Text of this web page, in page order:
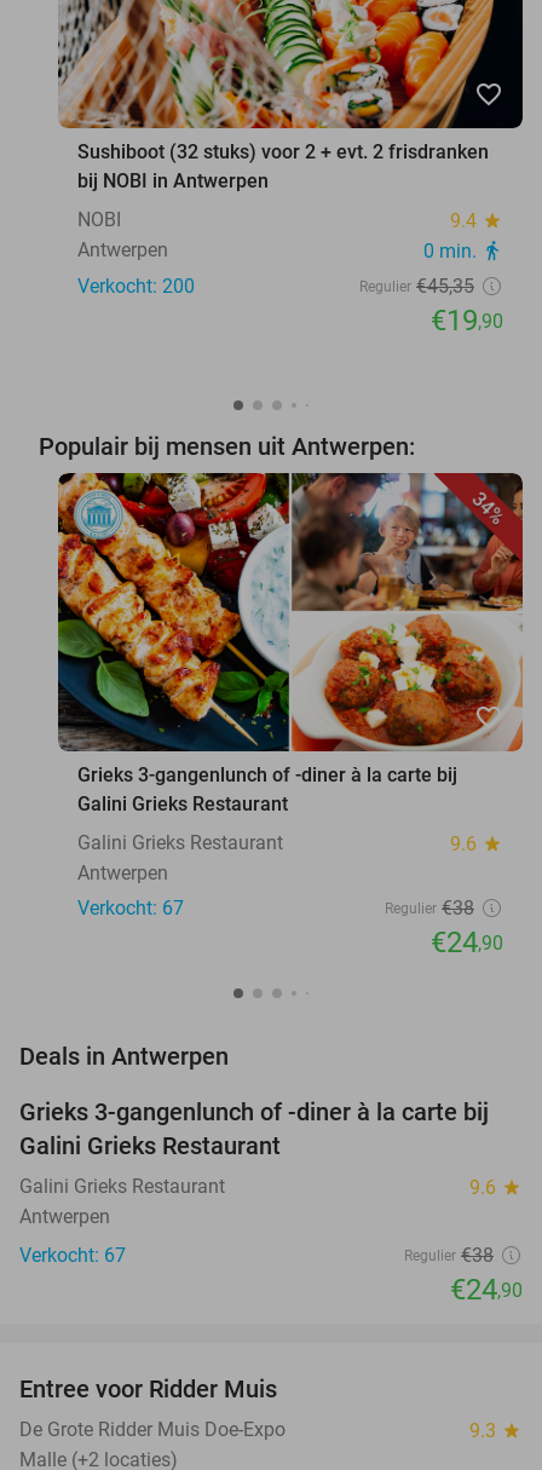
favorite_border
Sushiboot (32 stuks) voor 2 + evt. 2 frisdranken
bij NOBI in Antwerpen
NOBI
9.4 star
Antwerpen 0 min. directions_walk
Verkocht: 200 Regulier €45,35
€19,90
Populair bij mensen uit Antwerpen:
34%
favorite_border
Grieks 3-gangenlunch of -diner à la carte bij
Galini Grieks Restaurant
Galini Grieks Restaurant
9.6 star
Antwerpen
Verkocht: 67
Regulier €38
€24,90
Deals in Antwerpen
34%
Grieks 3-gangenlunch of -diner à la carte bij
Galini Grieks Restaurant
Galini Grieks Restaurant 9.6 star
Antwerpen
Verkocht: 67
Regulier €38
€24,90
TODAY
Entree voor Ridder Muis
De Grote Ridder Muis Doe-Expo 9.3 star
Malle (+2 locaties)